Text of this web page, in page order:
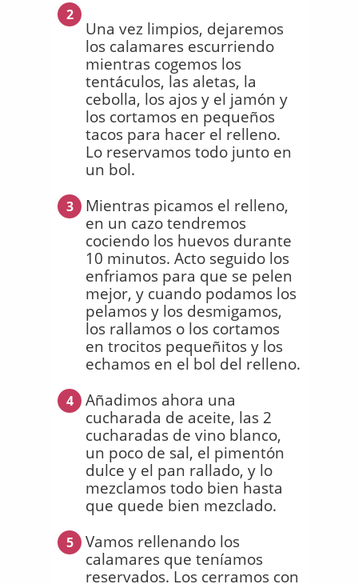
2
Una vez limpios, dejaremos
los calamares escurriendo
mientras cogemos los
tentáculos, las aletas, la
cebolla, los ajos y el jamón y
los cortamos en pequeños
tacos para hacer el relleno.
Lo reservamos todo junto en
un bol.
3
Mientras picamos el relleno,
en un cazo tendremos
cociendo los huevos durante
10 minutos. Acto seguido los
enfriamos para que se pelen
mejor, y cuando podamos los
pelamos y los desmigamos,
los rallamos o los cortamos
en trocitos pequeñitos y los
echamos en el bol del relleno.
4
Añadimos ahora una
cucharada de aceite, las 2
cucharadas de vino blanco,
un poco de sal, el pimentón
dulce y el pan rallado, y lo
mezclamos todo bien hasta
que quede bien mezclado.
5
Vamos rellenando los
calamares que teníamos
reservados. Los cerramos con